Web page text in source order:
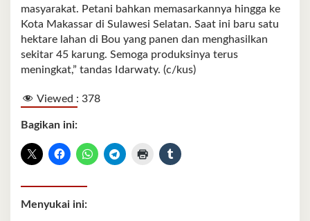
masyarakat. Petani bahkan memasarkannya hingga ke
Kota Makassar di Sulawesi Selatan. Saat ini baru satu
hektare lahan di Bou yang panen dan menghasilkan
sekitar 45 karung. Semoga produksinya terus
meningkat,” tandas Idarwaty. (c/kus)
Viewed : 378
Bagikan ini:
Menyukai ini: